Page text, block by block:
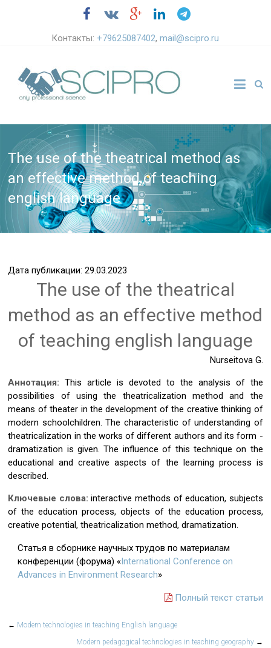
Контакты:+79625087402,mail@scipro.ru
The use of the theatrical method as
an effective method of teaching
english language
Дата публикации: 29.03.2023
The use of the theatrical
method as an effective method
of teaching english language
Nurseitova G.
Аннотация:This article is devoted to the analysis of the
possibilities of using the theatricalization method and the
means of theater in the development of the creative thinking of
modern schoolchildren. The characteristic of understanding of
theatricalization in the works of different authors and its form -
dramatization is given. The influence of this technique on the
educational and creative aspects of the learning process is
described.
Ключевые слова:interactive methods of education, subjects
of the education process, objects of the education process,
creative potential, theatricalization method, dramatization.
Статья в сборнике научных трудов по материалам
конференции (форума) «International Conference on
Advances in Environment Research»
Полный текст статьи
← Modern technologies in teaching English language
Modern pedagogical technologies in teaching geography →